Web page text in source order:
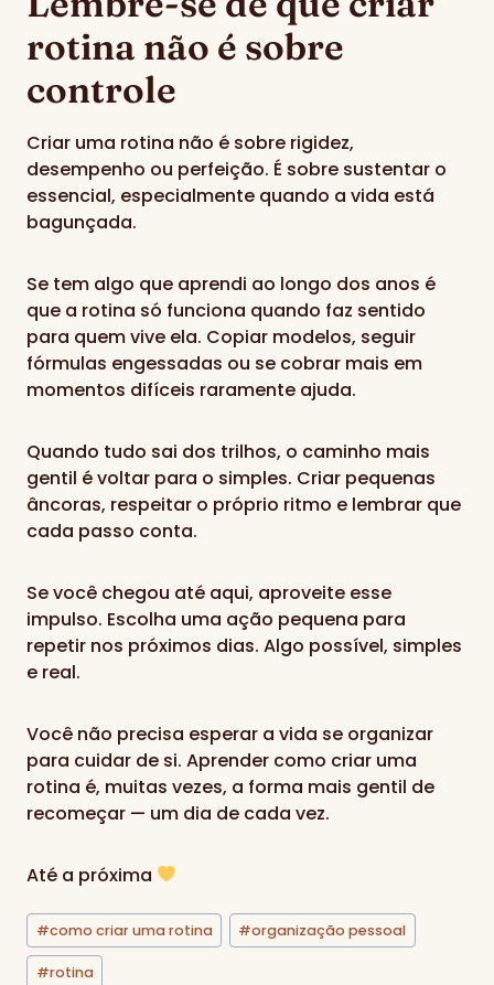
rotina não é sobre
controle
Criar uma rotina não é sobre rigidez,
desempenho ou perfeição. É sobre sustentar o
essencial, especialmente quando a vida está
bagunçada.
Se tem algo que aprendi ao longo dos anos é
que a rotina só funciona quando faz sentido
para quem vive ela. Copiar modelos, seguir
fórmulas engessadas ou se cobrar mais em
momentos difíceis raramente ajuda.
Quando tudo sai dos trilhos, o caminho mais
gentil é voltar para o simples. Criar pequenas
âncoras, respeitar o próprio ritmo e lembrar que
cada passo conta.
Se você chegou até aqui, aproveite esse
impulso. Escolha uma ação pequena para
repetir nos próximos dias. Algo possível, simples
e real.
Você não precisa esperar a vida se organizar
para cuidar de si. Aprender como criar uma
rotina é, muitas vezes, a forma mais gentil de
recomeçar — um dia de cada vez.
Até a próxima
Tags
do
Post:
#como criar uma rotina #organização pessoal
#rotina